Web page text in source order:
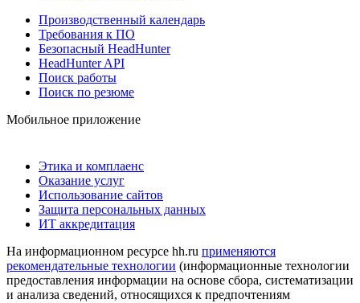
Производственный календарь
Требования к ПО
Безопасный HeadHunter
HeadHunter API
Поиск работы
Поиск по резюме
Мобильное приложение
Этика и комплаенс
Оказание услуг
Использование сайтов
Защита персональных данных
ИТ аккредитация
На информационном ресурсе hh.ru применяются
рекомендательные технологии (информационные технологии
предоставления информации на основе сбора, систематизации
и анализа сведений, относящихся к предпочтениям